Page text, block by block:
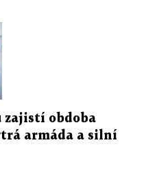
zajistí obdoba
armáda a silní